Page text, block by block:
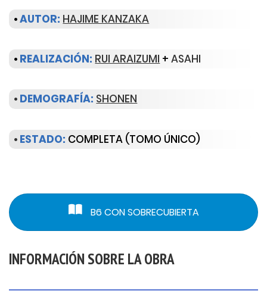
•AUTOR: HAJIME KANZAKA
• REALIZACIÓN: RUI ARAIZUMI +ASAHI
• DEMOGRAFÍA: SHONEN
• ESTADO: COMPLETA (TOMO ÚNICO)
B6 CON SOBRECUBIERTA
INFORMACIÓN SOBRE LA OBRA